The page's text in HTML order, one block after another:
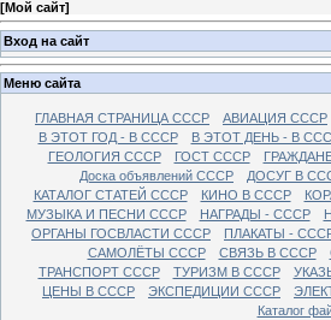
[Мой сайт]
Вход на сайт
Меню сайта
ГЛАВНАЯ СТРАНИЦА СССР АВИАЦИЯ СССР
В ЭТОТ ГОД - В СССР
В ЭТОТ ДЕНЬ - В
ГЕОЛОГИЯ СССР
ГОСТ СССР
Доска объявлений СССР
ДОСУГ В
КАТАЛОГ СТАТЕЙ СССР
КИНО В СССР
МУЗЫКА И ПЕСНИ СССР
НАГРАДЫ - СССР
ОРГАНЫ ГОСВЛАСТИ СССР
ПЛАКАТЫ -
САМОЛЁТЫ СССР
СВЯЗЬ В СССР
ТРАНСПОРТ СССР
ТУРИЗМ В СССР
ЦЕНЫ В СССР
ЭКСПЕДИЦИИ СССР
Каталог